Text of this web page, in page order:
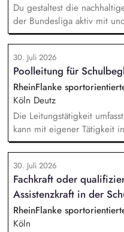
Du gestaltest die
der Bundesliga aktiv mit
Reduzierung von
Evaluierung von
Produktionskonzepten
Durchführung einer
USV-Stromversorgung
externer Stakeholder.
30. Juli 2026
Poolleitung für
RheinFlanke
Köln Deutz
Die Leitungstätigkeit
kann mit eigener Tätigkeit
werden. Aufgaben:
Einarbeitung neuer
Entwicklungsgespräche
Teambuilding und
pädagogischen Arbeit im
im Hinblick auf die
Schule.
30. Juli 2026
Fachkraft oder
Assistenzkraft in der
RheinFlanke
Köln